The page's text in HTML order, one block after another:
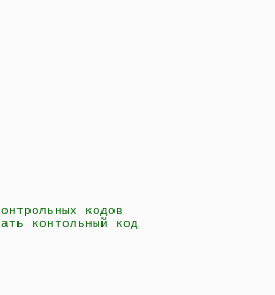
кодов
контольный код